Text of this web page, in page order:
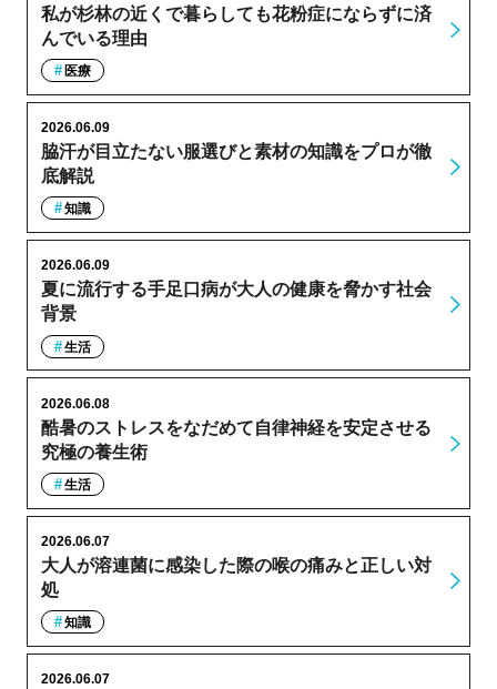
私が杉林の近くで暮らしても花粉症にならずに済
んでいる理由
医療
脇汗が目立たない服選びと素材の知識をプロが徹
底解説
2026.06.09
知識
夏に流行する手足口病が大人の健康を脅かす社会
背景
2026.06.09
生活
酷暑のストレスをなだめて自律神経を安定させる
究極の養生術
2026.06.08
生活
大人が溶連菌に感染した際の喉の痛みと正しい対
処
2026.06.07
知識
2026.06.07